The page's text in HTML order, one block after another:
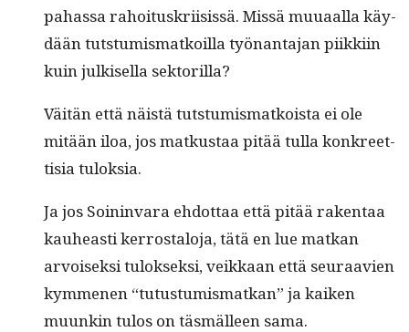
pahas­sa rahoi­tuskri­i­sis­sä. Mis­sä muuaal­la käy­
dään tut­stu­mis­matkoil­la työ­nan­ta­jan piikki­in
kuin julkisel­la sektorilla?
Väitän että näistä tut­stu­mis­matkoista ei ole
mitään iloa, jos matkus­taa pitää tul­la konkreet­
tisia tuloksia.
Ja jos Soin­in­vara ehdot­taa että pitää rak­en­taa
kauheasti ker­rostalo­ja, tätä en lue matkan
arvoisek­si tulok­sek­si, veikkaan että seu­raavien
kymme­nen “tutus­tu­mis­matkan” ja kaiken
muunkin tulos on täs­mälleen sama.